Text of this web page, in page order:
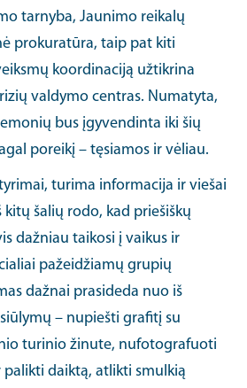
tarnyba, Jaunimo reikalų
prokuratūra, taip pat kiti
koordinaciją užtikrina
valdymo centras. Numatyta,
bus įgyvendinta iki šių
poreikį – tęsiamos ir vėliau.
turima informacija ir viešai
šalių rodo, kad priešiškų
dažniau taikosi į vaikus ir
pažeidžiamų grupių
dažnai prasideda nuo iš
– nupiešti grafitį su
turinio žinute, nufotografuoti
daiktą, atlikti smulkią